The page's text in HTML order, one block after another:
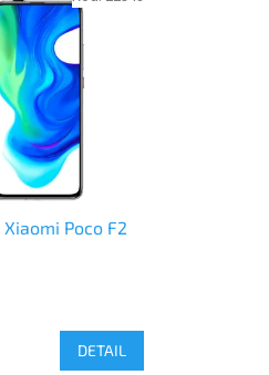
Poco F2
DETAIL